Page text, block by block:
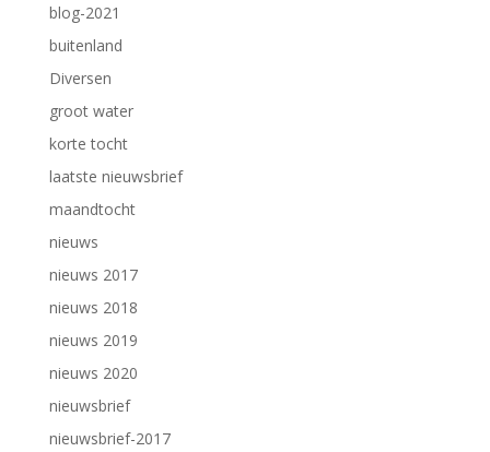
blog-2021
buitenland
Diversen
groot water
korte tocht
laatste nieuwsbrief
maandtocht
nieuws
nieuws 2017
nieuws 2018
nieuws 2019
nieuws 2020
nieuwsbrief
nieuwsbrief-2017